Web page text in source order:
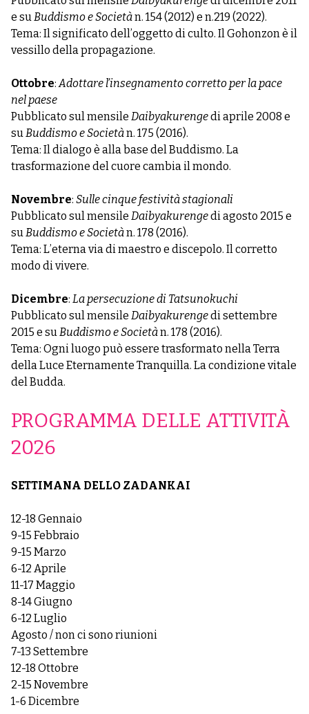
e suBuddismo e Societàn. 154 (2012) e n.219 (2022).
Tema: Il significato dell’oggetto di culto. Il Gohonzon è il
vessillo della propagazione.
Ottobre:Adottare l’insegnamento corretto per la pace
nel paese
Pubblicato sul mensile Daibyakurengedi aprile 2008 e
suBuddismo e Societàn. 175 (2016).
Tema: Il dialogo è alla base del Buddismo. La
trasformazione del cuore cambia il mondo.
Novembre: Sulle cinque festività stagionali
Pubblicato sul mensile Daibyakurengedi agosto 2015 e
suBuddismo e Societàn. 178 (2016).
Tema: L’eterna via di maestro e discepolo. Il corretto
modo di vivere.
Dicembre: La persecuzione di Tatsunokuchi
Pubblicato sul mensile Daibyakurengedi settembre
2015 e suBuddismo e Societàn. 178 (2016).
Tema: Ogni luogo può essere trasformato nella Terra
della Luce Eternamente Tranquilla. La condizione vitale
del Budda.
PROGRAMMA DELLE ATTIVITÀ
2026
SETTIMANA DELLO ZADANKAI
12-18 Gennaio
9-15 Febbraio
9-15 Marzo
6-12 Aprile
11-17 Maggio
8-14 Giugno
6-12 Luglio
Agosto / non ci sono riunioni
7-13 Settembre
12-18 Ottobre
2-15 Novembre
1-6 Dicembre